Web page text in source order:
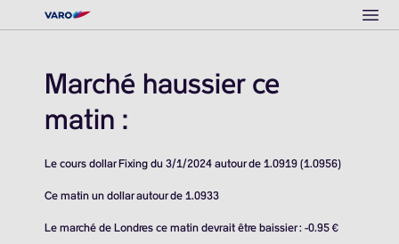
Marché haussier ce
matin :
Le cours dollar Fixing du 3/1/2024 autour de 1.0919 (1.0956)
Ce matin un dollar autour de 1.0933
Le marché de Londres ce matin devrait être baissier : -0.95 €